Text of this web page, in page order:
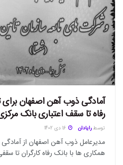
آمادگی ذوب آهن اصفهان برای
رفاه تا سقف اعتباری بانک
توسط رایادان
مدیرعامل ذوب آهن اصفهان از
همکاری ها با بانک رفاه کارگران تا